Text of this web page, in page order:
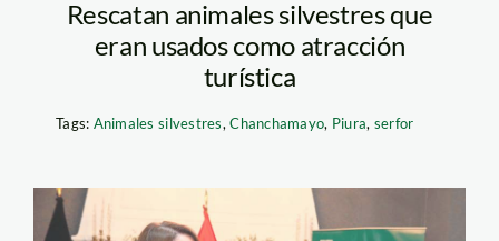
Rescatan animales silvestres que
eran usados como atracción
turística
Tags: Animales silvestres,Chanchamayo, Piura, serfor